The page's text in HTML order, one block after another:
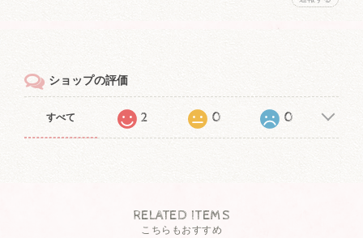
ショップの評価
すべて 2 0 0
RELATED ITEMS
こちらもおすすめ